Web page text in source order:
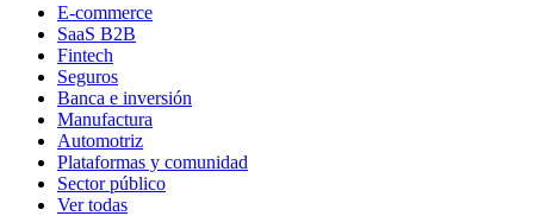
E-commerce
SaaS B2B
Fintech
Seguros
Banca e inversión
Manufactura
Automotriz
Plataformas y comunidad
Sector público
Ver todas